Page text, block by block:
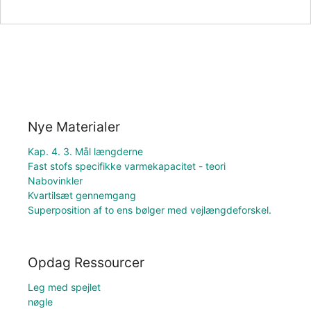
Nye Materialer
Kap. 4. 3. Mål længderne
Fast stofs specifikke varmekapacitet - teori
Nabovinkler
Kvartilsæt gennemgang
Superposition af to ens bølger med vejlængdeforskel.
Opdag Ressourcer
Leg med spejlet
nøgle